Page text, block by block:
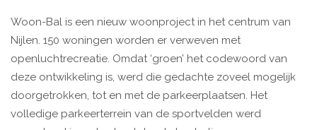
Woon-Bal is een nieuw woonproject in het centrum van
Nijlen. 150 woningen worden er verweven met
openluchtrecreatie. Omdat ‘groen’ het codewoord van
deze ontwikkeling is, werd die gedachte zoveel mogelijk
doorgetrokken, tot en met de parkeerplaatsen. Het
volledige parkeerterrein van de sportvelden werd